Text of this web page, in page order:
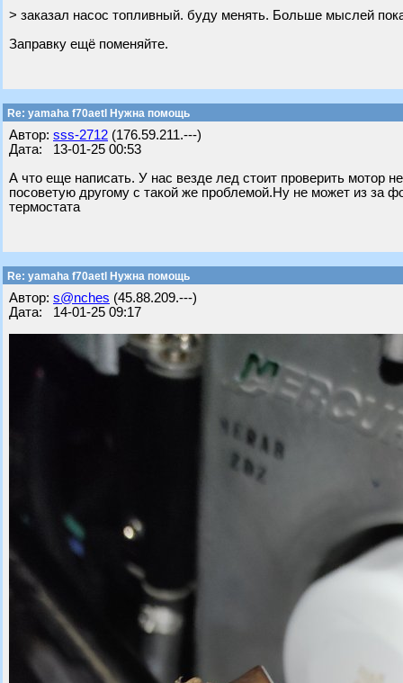
> заказал насос топливный. буду менять. Больше мыслей
Заправку ещё поменяйте.
Re: yamaha f70aetl Нужна помощь
Автор: sss-2712 (176.59.211.---)
Дата: 13-01-25 00:53
А что еще написать. У нас везде лед стоит проверить мотор
посоветую другому с такой же проблемой.Ну не может из за
термостата
Re: yamaha f70aetl Нужна помощь
Автор: s@nches (45.88.209.---)
Дата: 14-01-25 09:17